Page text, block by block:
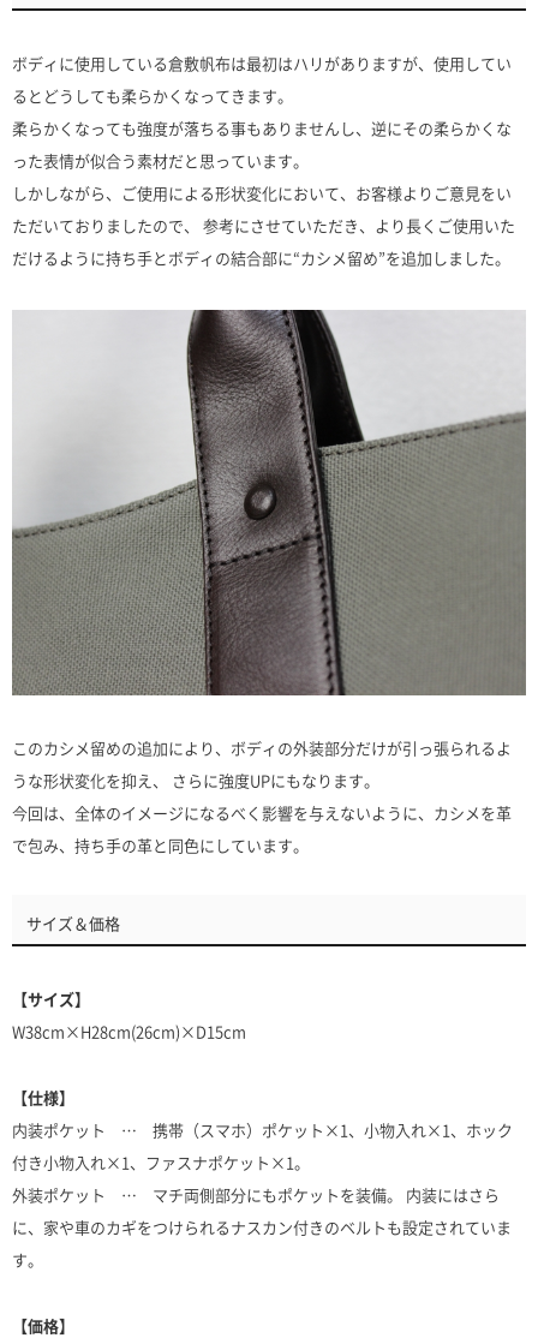
ボディに使用している倉敷帆布は最初はハリがありますが、使用してい
るとどうしても柔らかくなってきます。
柔らかくなっても強度が落ちる事もありませんし、逆にその柔らかくな
った表情が似合う素材だと思っています。
しかしながら、ご使用による形状変化において、お客様よりご意見をい
ただいておりましたので、 参考にさせていただき、より長くご使用いた
だけるように持ち手とボディの結合部に“カシメ留め”を追加しました。
このカシメ留めの追加により、ボディの外装部分だけが引っ張られるよ
うな形状変化を抑え、 さらに強度UPにもなります。
今回は、全体のイメージになるべく影響を与えないように、カシメを革
で包み、持ち手の革と同色にしています。
サイズ＆価格
【サイズ】
W38cm×H28cm(26cm)×D15cm
【仕様】
内装ポケット … 携帯（スマホ）ポケット×1、小物入れ×1、ホック
付き小物入れ×1、ファスナポケット×1。
外装ポケット … マチ両側部分にもポケットを装備。 内装にはさら
に、家や車のカギをつけられるナスカン付きのベルトも設定されていま
す。
【価格】